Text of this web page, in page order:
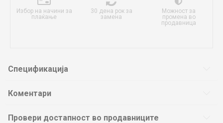
Избор на начини за
плаќање
30 дена рок за
замена
Можност за
промена во
продавница
Спецификација
Коментари
Провери достапност во продавниците